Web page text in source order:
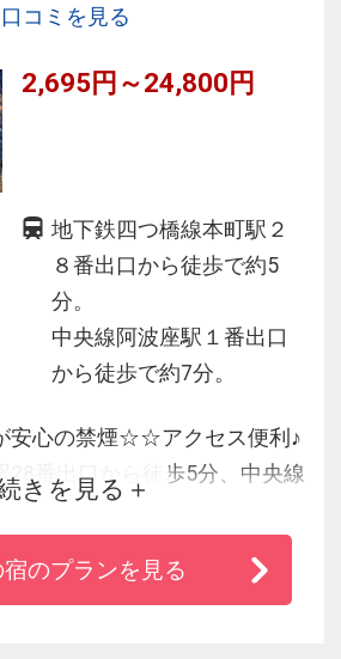
口コミを見る
2,695円～24,800円
地下鉄四つ橋線本町駅２
８番出口から徒歩で約5
分。
中央線阿波座駅１番出口
から徒歩で約7分。
安心の禁煙☆☆アクセス便利♪
28番出口から徒歩5分、中央線
より徒歩7分♪
ブースを設けております。
ポケットコイルマットレスで
きを見る
宿のプランを見る